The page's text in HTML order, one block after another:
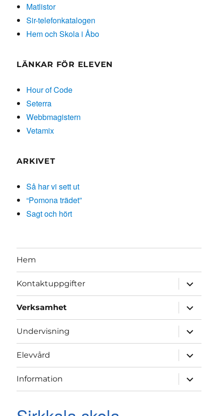
Matlistor
Sir-telefonkatalogen
Hem och Skola i Åbo
LÄNKAR FÖR ELEVEN
Hour of Code
Seterra
Webbmagistern
Vetamix
ARKIVET
Så har vi sett ut
“Pomona trädet”
Sagt och hört
Hem
Kontaktuppgifter
expand
child
menu
Verksamhet
expand
child
menu
Undervisning
expand
child
menu
Elevvård
expand
child
menu
Information
expand
child
menu